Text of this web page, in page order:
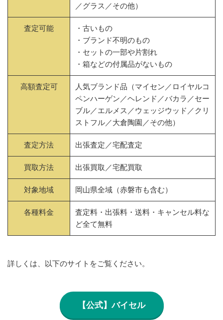
／グラス／その他）
査定可能
・古いもの
・ブランド不明のもの
・セットの一部や片割れ
・箱などの付属品がないもの
高額査定可
人気ブランド品（マイセン／ロイヤルコ
ペンハーゲン／ヘレンド／バカラ／セー
ブル／エルメス／ウェッジウッド／クリ
ストフル／大倉陶園／その他）
査定方法 出張査定／宅配査定
買取方法 出張買取／宅配買取
対象地域 岡山県全域（赤磐市も含む）
各種料金
査定料・出張料・送料・キャンセル料な
ど全て無料
詳しくは、以下のサイトをご覧ください。
【公式】バイセル